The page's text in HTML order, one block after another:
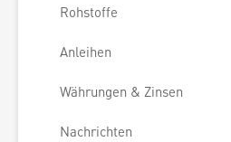
Rohstoffe
Anleihen
Währungen & Zinsen
Nachrichten